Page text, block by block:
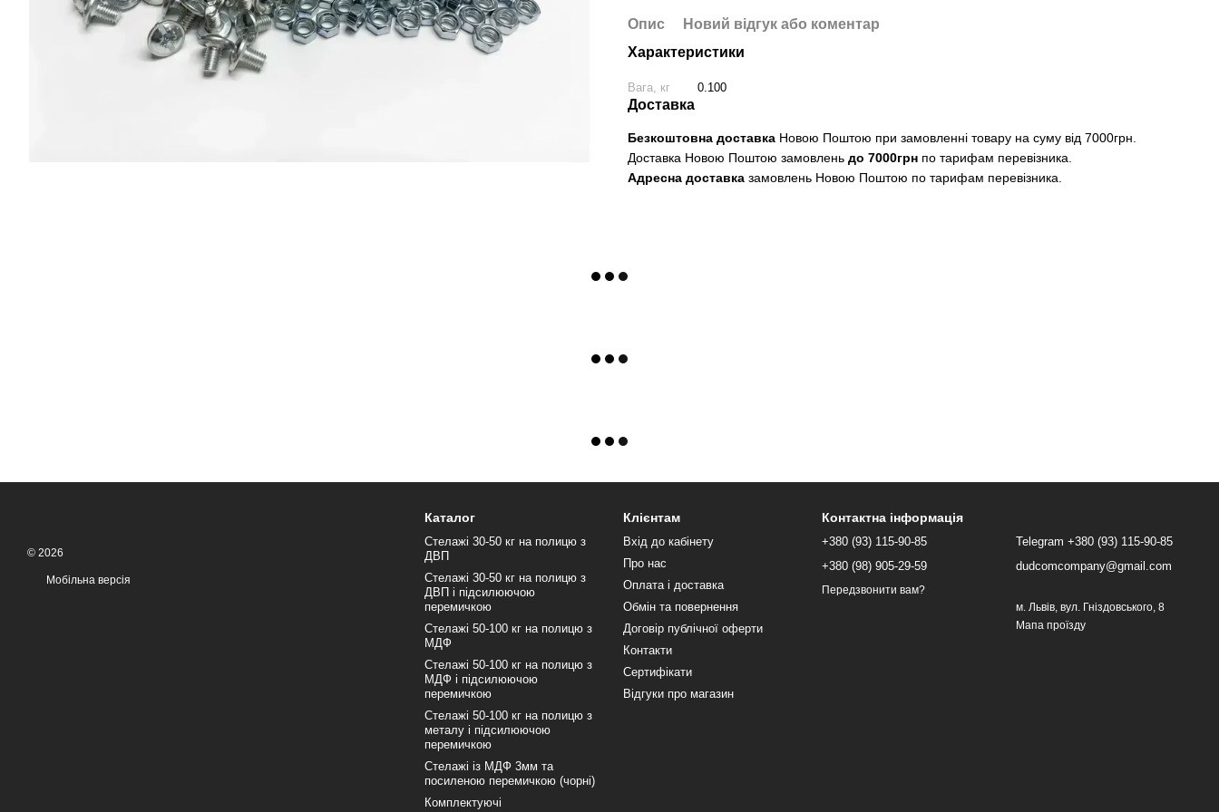
Опис
Новий відгук або коментар
Характеристики
Вага, кг 0.100
Доставка
Безкоштовна доставка Новою Поштою при замовленні товару на суму від 7000грн.
Доставка Новою Поштою замовлень до 7000грн по тарифам перевізника.
Адресна доставка замовлень Новою Поштою по тарифам перевізника.
© 2026
Мобільна версія
Каталог
Стелажі 30-50 кг на полицю з
ДВП
Стелажі 30-50 кг на полицю з
ДВП і підсилюючою
перемичкою
Стелажі 50-100 кг на полицю з
МДФ
Стелажі 50-100 кг на полицю з
МДФ і підсилюючою
перемичкою
Стелажі 50-100 кг на полицю з
металу і підсилюючою
перемичкою
Стелажі із МДФ 3мм та
посиленою перемичкою (чорні)
Комплектуючі
Клієнтам
Вхід до кабінету
Про нас
Оплата і доставка
Обмін та повернення
Договір публічної оферти
Контакти
Сертифікати
Відгуки про магазин
Контактна інформація
+380 (93) 115-90-85
+380 (98) 905-29-59
Передзвонити вам?
Telegram +380 (93) 115-90-85
dudcomcompany@gmail.com
м. Львів, вул. Гніздовського, 8
Мапа проїзду